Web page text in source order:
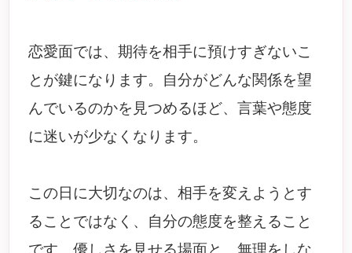
恋愛面では、期待を相手に預けすぎないこ
とが鍵になります。自分がどんな関係を望
んでいるのかを見つめるほど、言葉や態度
に迷いが少なくなります。
この日に大切なのは、相手を変えようとす
ることではなく、自分の態度を整えること
です。優しさを見せる場面と、無理をしな